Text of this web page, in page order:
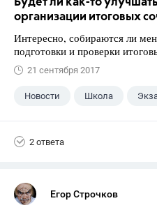
Будет ли как-то
организации итоговых
Интересно, собираются ли
подготовки и проверки
21 сентября 2017
Новости Школа
2 ответа
Егор Строчков